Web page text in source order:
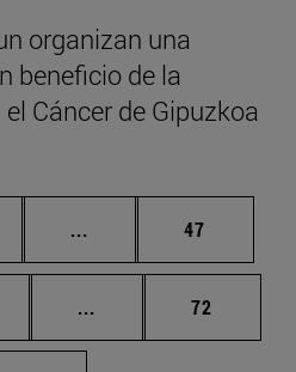
organizan una
beneficio de la
Cáncer de Gipuzkoa
... Páginas intermedias
Página
47
... Páginas intermedias
Página
72